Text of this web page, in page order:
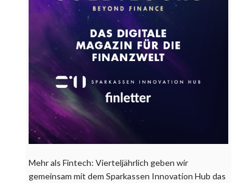
Mehr als Fintech: Vierteljährlich geben wir
gemeinsam mit dem Sparkassen Innovation Hub das